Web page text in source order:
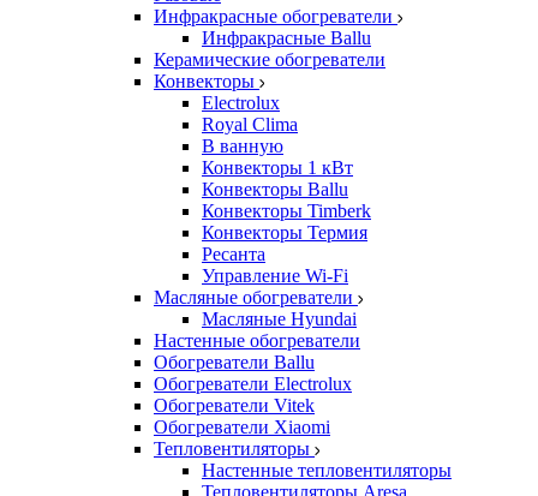
Инфракрасные обогреватели
Инфракрасные Ballu
Керамические обогреватели
Конвекторы
Electrolux
Royal Clima
В ванную
Конвекторы 1 кВт
Конвекторы Ballu
Конвекторы Timberk
Конвекторы Термия
Ресанта
Управление Wi-Fi
Масляные обогреватели
Масляные Hyundai
Настенные обогреватели
Обогреватели Ballu
Обогреватели Electrolux
Обогреватели Vitek
Обогреватели Xiaomi
Тепловентиляторы
Настенные тепловентиляторы
Тепловентиляторы Aresa